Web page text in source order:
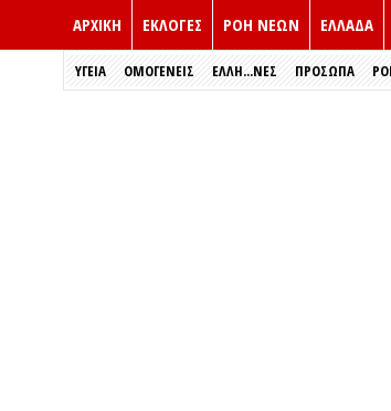
ΑΡΧΙΚΗ ΕΚΛΟΓΈΣ ΡΟΗ ΝΕΩΝ ΕΛΛΑΔΑ
ΥΓΕΙΑ ΟΜΟΓΕΝΕΙΣ ΈΛΛΗ...ΝΕΣ ΠΡΌΣΩΠΑ